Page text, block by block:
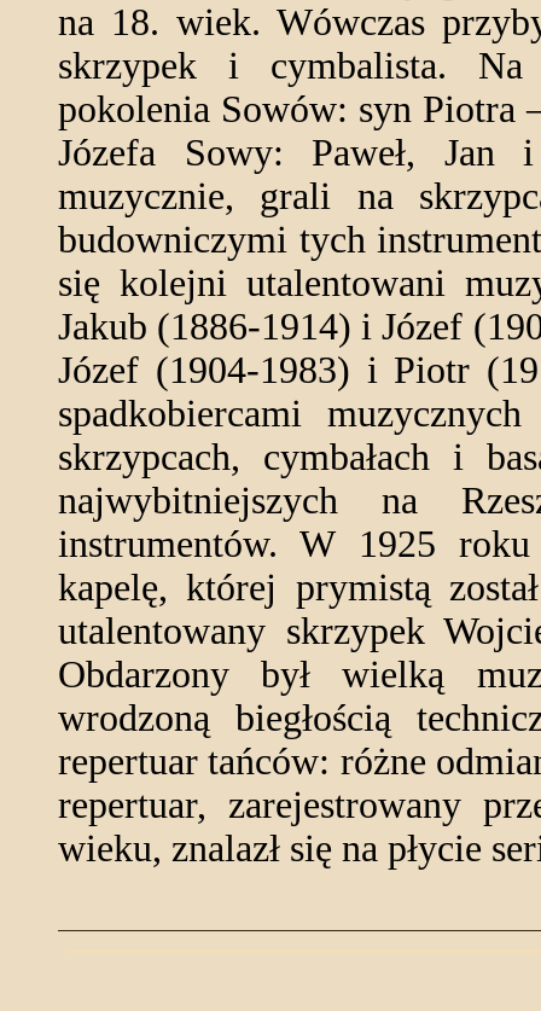
na 18. wiek. Wówczas
skrzypek i cymbalista. Na
pokolenia Sowów: syn Piotra
Józefa Sowy: Paweł, Jan
muzycznie, grali na
budowniczymi tych
się kolejni utalentowani
Jakub (1886-1914) i Józef
Józef (1904-1983) i Piotr
spadkobiercami
skrzypcach, cymbałach i
najwybitniejszych na
instrumentów. W 1925
kapelę, której prymistą
utalentowany skrzypek
Obdarzony był wielką
wrodzoną biegłością
repertuar tańców: różne
repertuar, zarejestrowany
wieku, znalazł się na płycie